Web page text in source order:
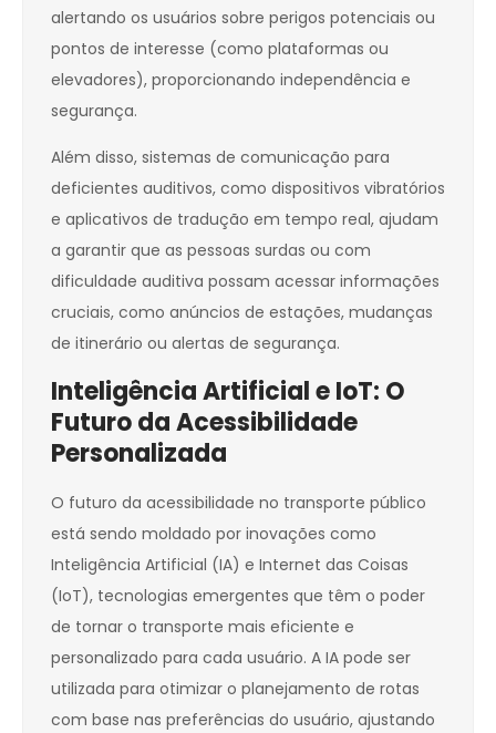
alertando os usuários sobre perigos potenciais ou
pontos de interesse (como plataformas ou
elevadores), proporcionando independência e
segurança.
Além disso, sistemas de comunicação para
deficientes auditivos, como dispositivos vibratórios
e aplicativos de tradução em tempo real, ajudam
a garantir que as pessoas surdas ou com
dificuldade auditiva possam acessar informações
cruciais, como anúncios de estações, mudanças
de itinerário ou alertas de segurança.
Inteligência Artificial e IoT: O
Futuro da Acessibilidade
Personalizada
O futuro da acessibilidade no transporte público
está sendo moldado por inovações como
Inteligência Artificial (IA) e Internet das Coisas
(IoT), tecnologias emergentes que têm o poder
de tornar o transporte mais eficiente e
personalizado para cada usuário. A IA pode ser
utilizada para otimizar o planejamento de rotas
com base nas preferências do usuário, ajustando